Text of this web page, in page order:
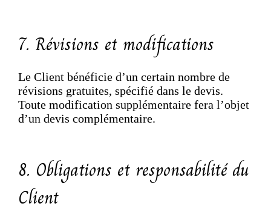
7. Révisions et modifications
Le Client bénéficie d’un certain nombre de
révisions gratuites, spécifié dans le devis.
Toute modification supplémentaire fera l’objet
d’un devis complémentaire.
8. Obligations et responsabilité du
Client